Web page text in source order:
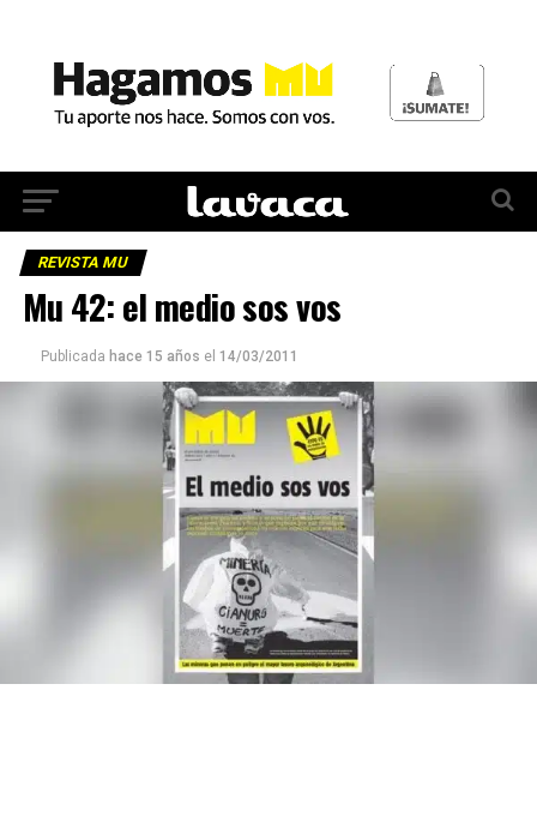
REVISTA MU
Mu 42: el medio sos vos
Publicada hace 15 años el 14/03/2011